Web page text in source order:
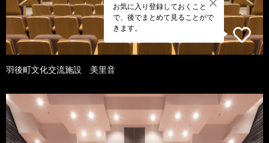
お気に入り登録しておくこと
で、後でまとめて見ることがで
きます。
羽後町文化交流施設 美里音